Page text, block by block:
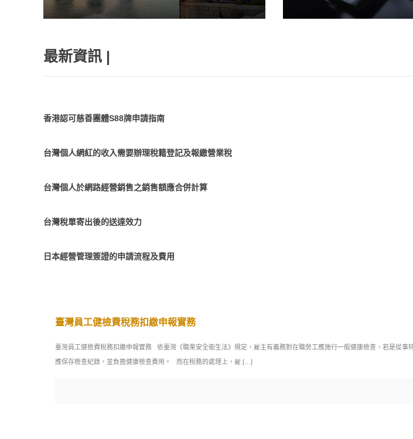
最新資訊 |
香港認可慈善團體S88牌申請指南
台灣個人網紅的收入需要辦理稅籍登記及報繳營業稅
台灣個人於網路經營銷售之銷售額應合併計算
台灣稅單寄出後的送達效力
日本經營管理簽證的申請流程及費用
臺灣員工健檢費稅務扣繳申報實務
臺灣員工健檢費稅務扣繳申報實務 依臺灣《職業安全衛生法》規定，雇主有義務對在職勞工應施行一般健康檢查，若是從
應保存檢查紀錄，並負擔健康檢查費用。 而在稅務的處理上，雇 […]